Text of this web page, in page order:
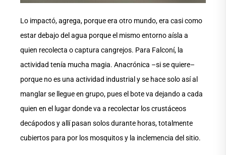
Lo impactó, agrega, porque era otro mundo, era casi como
estar debajo del agua porque el mismo entorno aísla a
quien recolecta o captura cangrejos. Para Falconí, la
actividad tenía mucha magia. Anacrónica –si se quiere–
porque no es una actividad industrial y se hace solo así al
manglar se llegue en grupo, pues el bote va dejando a cada
quien en el lugar donde va a recolectar los crustáceos
decápodos y allí pasan solos durante horas, totalmente
cubiertos para por los mosquitos y la inclemencia del sitio.